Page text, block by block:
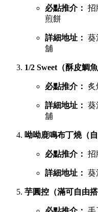
必點推介： 招
煎餅
詳細地址： 葵
舖
1/2 Sweet（酥皮鯛
必點推介： 炙
詳細地址： 葵
舖
呦呦鹿鳴布丁燒（
必點推介： 招
詳細地址： 葵
芋圓控（滿可自由